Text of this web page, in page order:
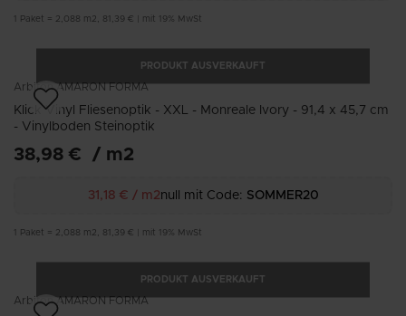
Paket = 2,088 m2 81,39 € mit 19% MwSt
PRODUKT AUSVERKAUFT
Arbiton AMARON FORMA
Klick Vinyl Fliesenoptik - XXL - Monreale Ivory - 91,4 x 45,7 cm
- Vinylboden Steinoptik
38,98 € / m2
31,18 € / m2null mit Code: SOMMER20
Paket = 2,088 m2 81,39 € mit 19% MwSt
PRODUKT AUSVERKAUFT
Arbiton AMARON FORMA